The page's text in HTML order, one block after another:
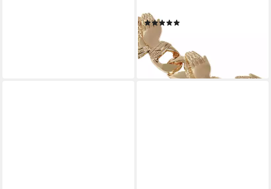
Unisex Pray Hands Bracelet
14,99 €
lieferbar - in 2-3 Werktagen bei dir